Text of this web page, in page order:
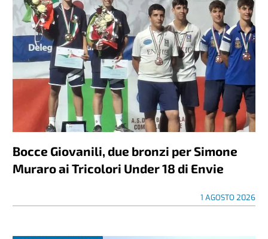
Bocce Giovanili, due bronzi per Simone
Muraro ai Tricolori Under 18 di Envie
1 AGOSTO 2026